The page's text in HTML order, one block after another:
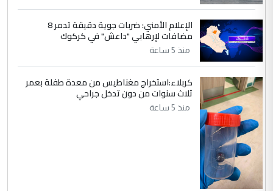
الإعلام الأمني: ضربات جوية دقيقة تدمر 8
مضافات لإرهابي "داعش" في كركوك
منذ 5 ساعة
كربلاء:استخراج مغناطيس من معدة طفلة بعمر
ثلاث سنوات من دون تدخل جراحي
منذ 5 ساعة